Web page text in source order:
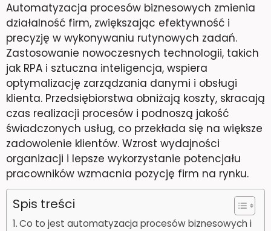
Automatyzacja procesów biznesowych zmienia
działalność firm, zwiększając efektywność i
precyzję w wykonywaniu rutynowych zadań.
Zastosowanie nowoczesnych technologii, takich
jak RPA i sztuczna inteligencja, wspiera
optymalizację zarządzania danymi i obsługi
klienta. Przedsiębiorstwa obniżają koszty, skracają
czas realizacji procesów i podnoszą jakość
świadczonych usług, co przekłada się na większe
zadowolenie klientów. Wzrost wydajności
organizacji i lepsze wykorzystanie potencjału
pracowników wzmacnia pozycję firm na rynku.
Spis treści
Co to jest automatyzacja procesów biznesowych i